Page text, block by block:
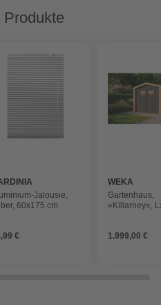
Jalousie,
60x175 cm
€
WEKA
Gartenhaus,
»Killarney«,
1.999,00 €